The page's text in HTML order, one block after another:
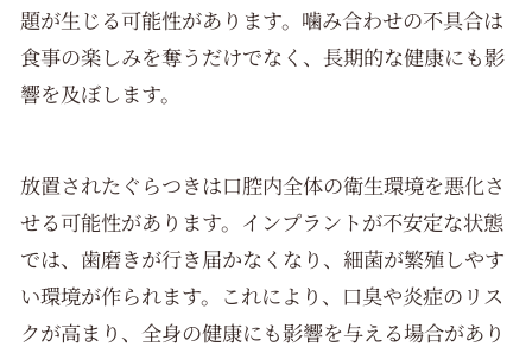
題が生じる可能性があります。噛み合わせの不具合は
食事の楽しみを奪うだけでなく、長期的な健康にも影
響を及ぼします。
放置されたぐらつきは口腔内全体の衛生環境を悪化さ
せる可能性があります。インプラントが不安定な状態
では、歯磨きが行き届かなくなり、細菌が繁殖しやす
い環境が作られます。これにより、口臭や炎症のリス
クが高まり、全身の健康にも影響を与える場合があり